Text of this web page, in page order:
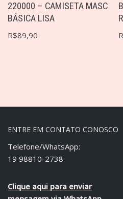
220000 – CAMISETA MASC
BÁSICA LISA
R$89,90
ENTRE EM CONTATO CONOSCO
Telefone/WhatsApp:
19 98810-2738
Clique aqui para enviar